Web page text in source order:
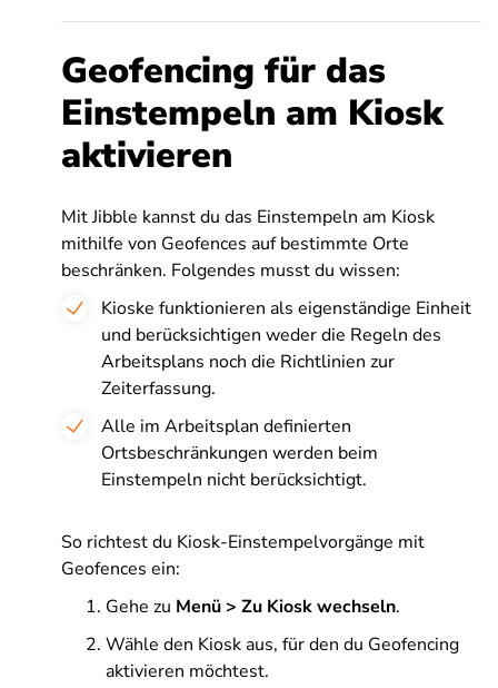
Geofencing für das
Einstempeln am Kiosk
aktivieren
Mit Jibble kannst du das Einstempeln am Kiosk
mithilfe von Geofences auf bestimmte Orte
beschränken. Folgendes musst du wissen:
Kioske funktionieren als eigenständige Einheit
und berücksichtigen weder die Regeln des
Arbeitsplans noch die Richtlinien zur
Zeiterfassung.
Alle im Arbeitsplan definierten
Ortsbeschränkungen werden beim
Einstempeln nicht berücksichtigt.
So richtest du Kiosk-Einstempelvorgänge mit
Geofences ein:
Gehe zu Menü > Zu Kiosk wechseln.
Wähle den Kiosk aus, für den du Geofencing
aktivieren möchtest.